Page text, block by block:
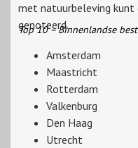
met natuurbeleving kunt
genoteerd.
Top 10 – Binnenlandse
Amsterdam
Maastricht
Rotterdam
Valkenburg
Den Haag
Utrecht